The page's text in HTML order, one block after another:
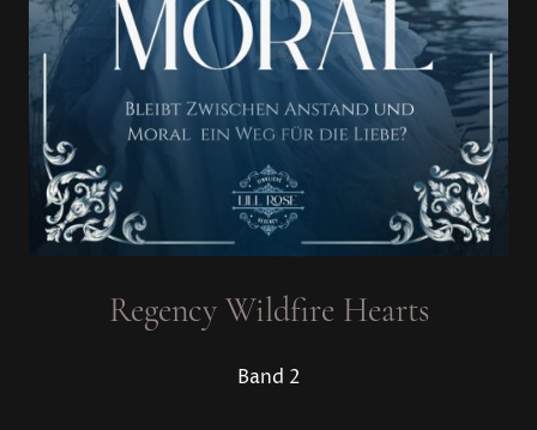
Regency Wildfire Hearts
Band 2